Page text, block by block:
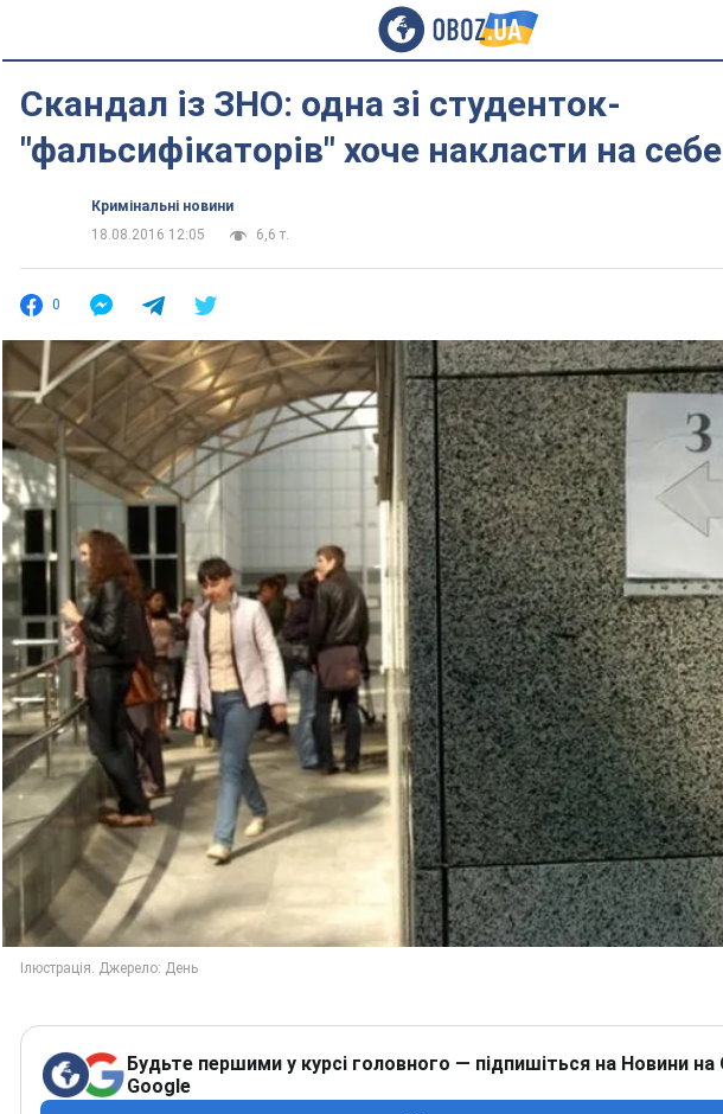
Скандал із ЗНО: одна зі студенток-
"фальсифікаторів" хоче накласти на
Кримінальні новини
18.08.2016 12:05
6,6 т.
0
Будьте першими у курсі головного — підпишіться на Новини на
Google